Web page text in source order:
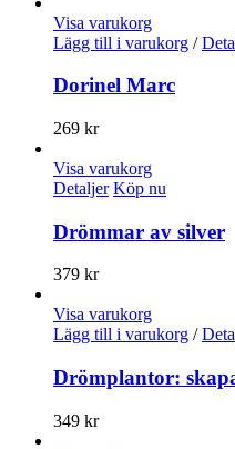
Visa varukorg
Lägg till i varukorg /
Dorinel Marc
269 kr
Visa varukorg
Detaljer Köp nu
Drömmar av silver
379 kr
Visa varukorg
Lägg till i varukorg /
Drömplantor:
349 kr